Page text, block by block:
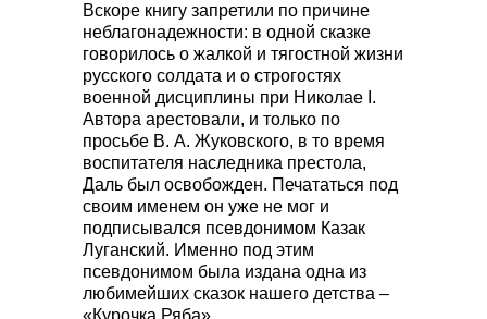
Вскоре книгу запретили по причине
неблагонадежности: в одной сказке
говорилось о жалкой и тягостной жизни
русского солдата и о строгостях
военной дисциплины при Николае I.
Автора арестовали, и только по
просьбе В. А. Жуковского, в то время
воспитателя наследника престола,
Даль был освобожден. Печататься под
своим именем он уже не мог и
подписывался псевдонимом Казак
Луганский. Именно под этим
псевдонимом была издана одна из
любимейших сказок нашего детства –
«Курочка Ряба».